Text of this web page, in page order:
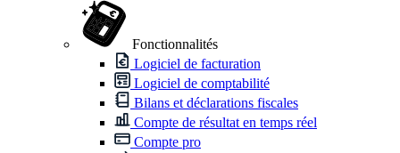
Fonctionnalités
Logiciel de facturation
Logiciel de comptabilité
Bilans et déclarations fiscales
Compte de résultat en temps réel
Compte pro